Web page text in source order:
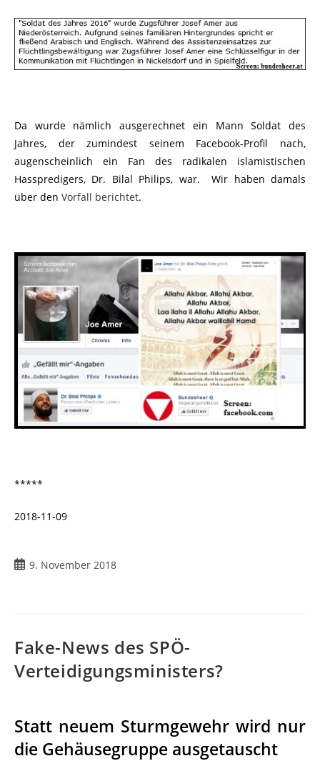
Da wurde nämlich ausgerechnet ein Mann Soldat des
Jahres, der zumindest seinem Facebook-Profil nach,
augenscheinlich ein Fan des radikalen islamistischen
Hasspredigers, Dr. Bilal Philips, war. Wir haben damals
über den Vorfall berichtet.
*****
2018-11-09
9. November 2018
Fake-News des SPÖ-
Verteidigungsministers?
Statt neuem Sturmgewehr wird nur
die Gehäusegruppe ausgetauscht